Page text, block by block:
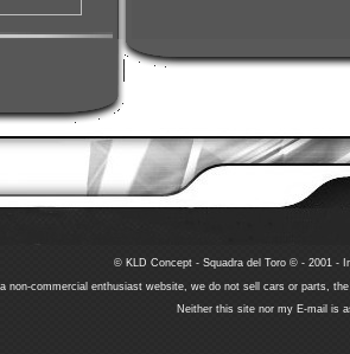
© KLD Concept - Squadra del Toro © - 2001 -
non-commercial enthusiast website, we do not sell cars or parts,
Neither this site nor my E-mail is